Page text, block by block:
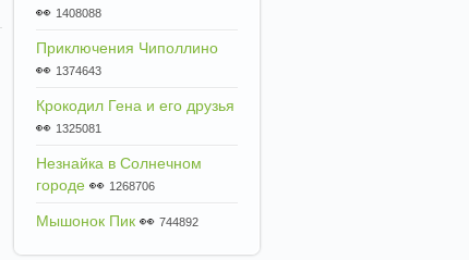
👀 1408088
Приключения Чиполлино
👀 1374643
Крокодил Гена и его друзья
👀 1325081
Незнайка в Солнечном
городе 👀 1268706
Мышонок Пик 👀 744892